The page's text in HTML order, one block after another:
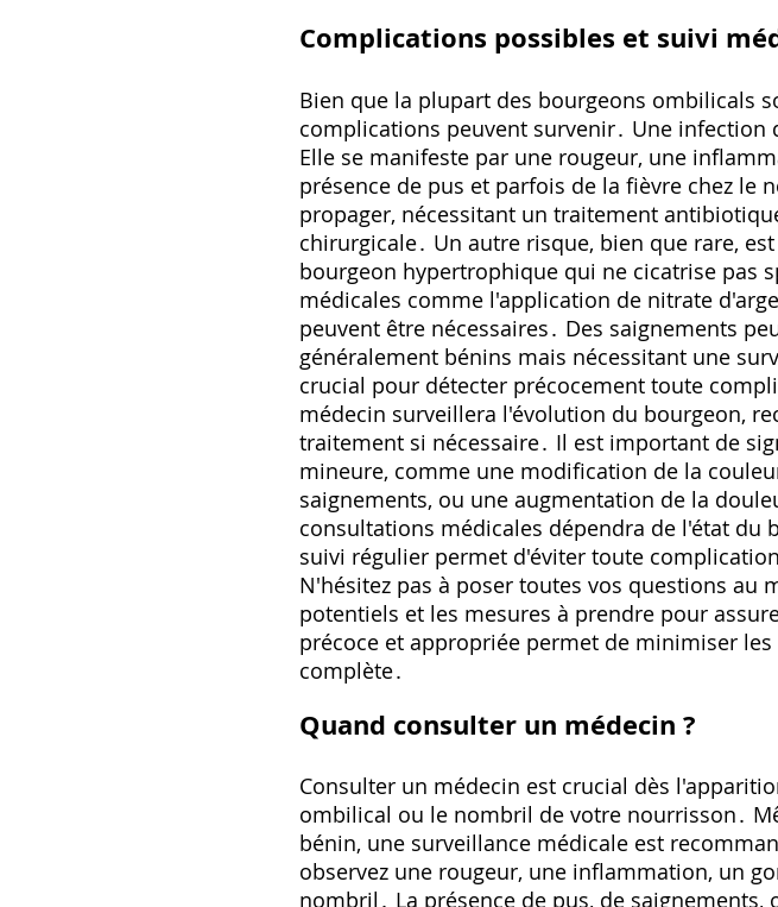
Complications possibles et suivi
Bien que la plupart des bourgeons ombilicals
complications peuvent survenir․ Une
Elle se manifeste par une rougeur‚ une
présence de pus et parfois de la fièvre chez le
propager‚ nécessitant un traitement
chirurgicale․ Un autre risque‚ bien que rare‚
bourgeon hypertrophique qui ne cicatrise pas
médicales comme l'application de nitrate
peuvent être nécessaires․ Des saignements
généralement bénins mais nécessitant une
crucial pour détecter précocement toute
médecin surveillera l'évolution du bourgeon‚
traitement si nécessaire․ Il est important de
mineure‚ comme une modification de la
saignements‚ ou une augmentation de la
consultations médicales dépendra de l'état du
suivi régulier permet d'éviter toute
N'hésitez pas à poser toutes vos questions au
potentiels et les mesures à prendre pour
précoce et appropriée permet de minimiser
complète․
Quand consulter un médecin ?
Consulter un médecin est crucial dès
ombilical ou le nombril de votre nourrisson․
bénin‚ une surveillance médicale est
observez une rougeur‚ une inflammation‚ un
nombril․ La présence de pus‚ de